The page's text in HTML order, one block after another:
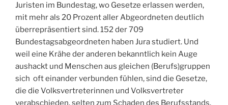
Juristen im Bundestag, wo Gesetze erlassen werden,
mit mehr als 20 Prozent aller Abgeordneten deutlich
überrepräsentiert sind. 152 der 709
Bundestagsabgeordneten haben Jura studiert. Und
weil eine Krähe der anderen bekanntlich kein Auge
aushackt und Menschen aus gleichen (Berufs)gruppen
sich oft einander verbunden fühlen, sind die Gesetze,
die die Volksvertreterinnen und Volksvertreter
verabschieden, selten zum Schaden des Berufsstands.